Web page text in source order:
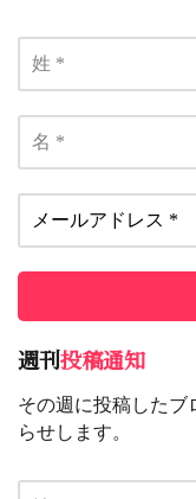
週刊投稿通知
その週に投稿した
らせします。